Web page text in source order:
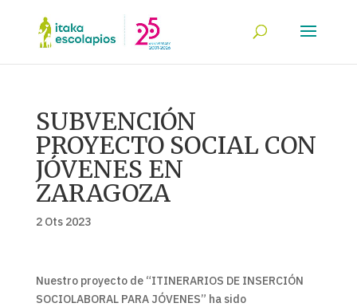
SUBVENCIÓN
PROYECTO SOCIAL CON
JÓVENES EN
ZARAGOZA
2 Ots 2023
Nuestro proyecto de “ITINERARIOS DE INSERCIÓN
SOCIOLABORAL PARA JÓVENES” ha sido